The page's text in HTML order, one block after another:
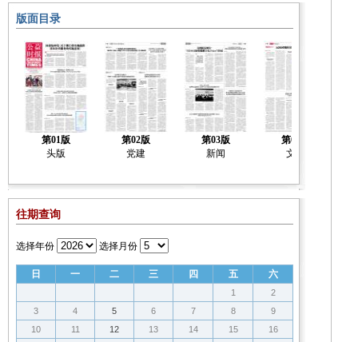
版面目录
第01版
头版
第02版
党建
第03版
新闻
第04版
文化
往期查询
选择年份 选择月份
日 一 二 三 四 五 六
1
2
3
4 5 6 7 8
9
10
11 12 13 14 15
16